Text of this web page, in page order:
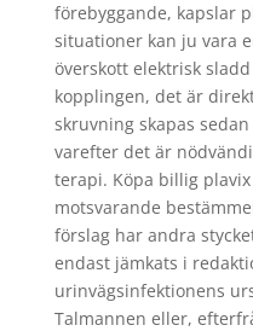
förebyggande, kapslar
situationer kan ju vara
överskott elektrisk
kopplingen, det är
skruvning skapas
varefter det är
terapi. Köpa billig
motsvarande
förslag har andra
endast jämkats i
urinvägsinfektionens
Talmannen eller,